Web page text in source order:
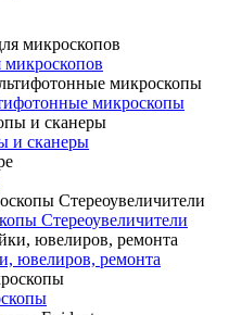
микроскопы
и сканеры
Стереоувеличители
ювелиров, ремонта